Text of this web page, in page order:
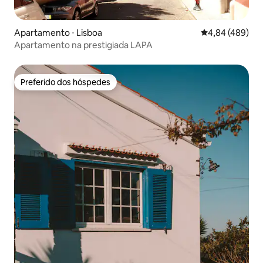
Apartamento ⋅ Lisboa 4,84 de uma
4,84 (489)
Apartamento na prestigiada LAPA
Preferido dos hóspedes
Preferido dos hóspedes